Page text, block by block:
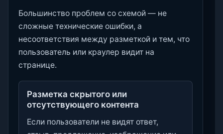
Большинство проблем со схемой — не
сложные технические ошибки, а
несоответствия между разметкой и тем, что
пользователь или краулер видит на
странице.
Разметка скрытого или
отсутствующего контента
Если пользователи не видят ответ,